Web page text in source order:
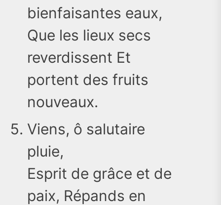
bienfaisantes eaux,
Que les lieux secs
reverdissent Et
portent des fruits
nouveaux.
Viens, ô salutaire
pluie,
Esprit de grâce et de
paix, Répands en